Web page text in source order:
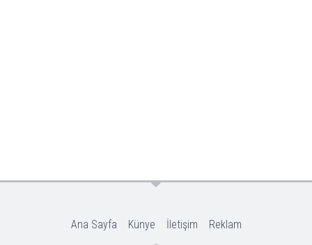
Ana Sayfa Künye İletişim Reklam